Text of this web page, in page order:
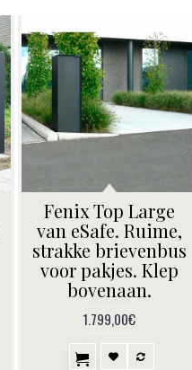
Fenix Top Large
van eSafe. Ruime,
strakke brievenbus
voor pakjes. Klep
bovenaan.
1.799,00€